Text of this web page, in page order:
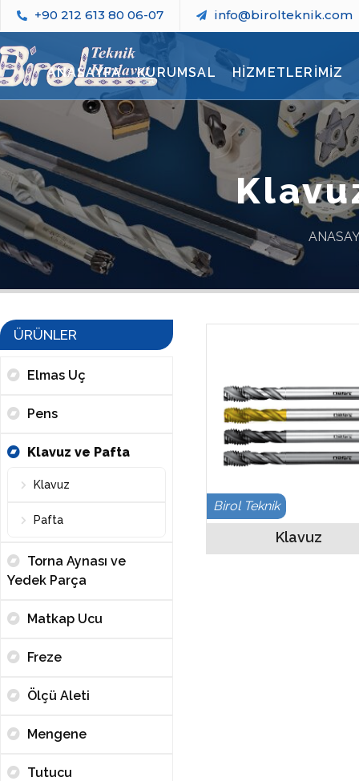
+90 212 613 80 06-07 info@birolteknik.com
ANASAYFA KURUMSAL HİZMETLERİMİZ
ÜRÜNLER
Elmas Uç
Pens
Klavuz ve Pafta
Klavuz
Pafta
Torna Aynası ve
Yedek Parça
Matkap Ucu
Freze
Ölçü Aleti
Mengene
Tutucu
Birol Teknik
Klavuz